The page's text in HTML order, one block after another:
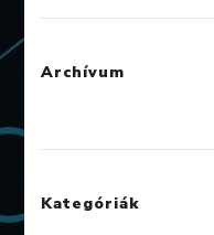
Archívum
Kategóriák